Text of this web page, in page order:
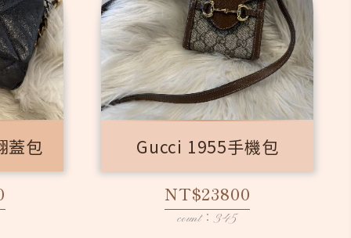
蓋包
Gucci 1955手機包
NT$23800
count：345